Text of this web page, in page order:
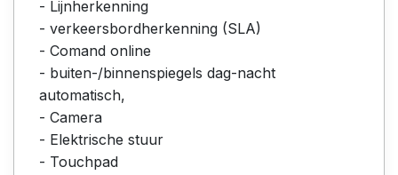
- Lijnherkenning
- verkeersbordherkenning (SLA)
- Comand online
- buiten-/binnenspiegels dag-nacht
automatisch,
- Camera
- Elektrische stuur
- Touchpad